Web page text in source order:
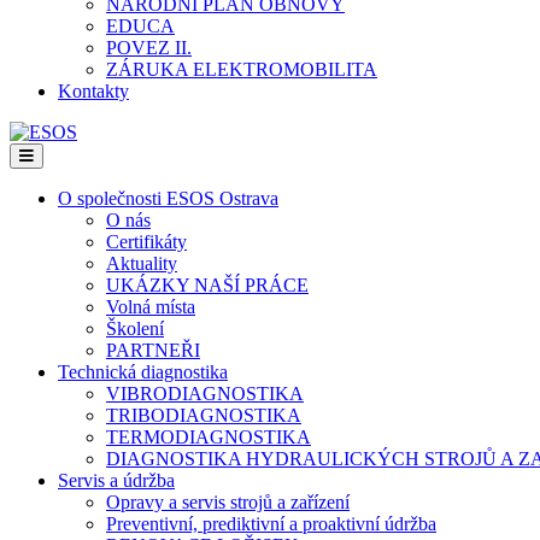
NÁRODNÍ PLÁN OBNOVY
EDUCA
POVEZ II.
ZÁRUKA ELEKTROMOBILITA
Kontakty
Menu
O společnosti ESOS Ostrava
O nás
Certifikáty
Aktuality
UKÁZKY NAŠÍ PRÁCE
Volná místa
Školení
PARTNEŘI
Technická diagnostika
VIBRODIAGNOSTIKA
TRIBODIAGNOSTIKA
TERMODIAGNOSTIKA
DIAGNOSTIKA HYDRAULICKÝCH STROJŮ A
Servis a údržba
Opravy a servis strojů a zařízení
Preventivní, prediktivní a proaktivní údržba